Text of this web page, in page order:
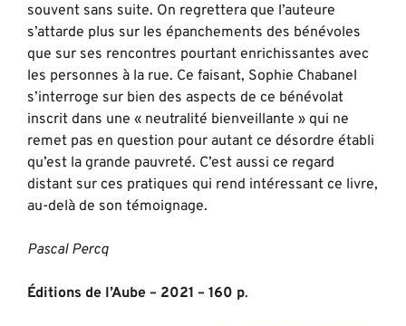
souvent sans suite. On regrettera que l’auteure
s’attarde plus sur les épanchements des bénévoles
que sur ses rencontres pourtant enrichissantes avec
les personnes à la rue. Ce faisant, Sophie Chabanel
s’interroge sur bien des aspects de ce bénévolat
inscrit dans une « neutralité bienveillante » qui ne
remet pas en question pour autant ce désordre établi
qu’est la grande pauvreté. C’est aussi ce regard
distant sur ces pratiques qui rend intéressant ce livre,
au-delà de son témoignage.
Pascal Percq
Éditions de l’Aube – 2021 – 160 p.